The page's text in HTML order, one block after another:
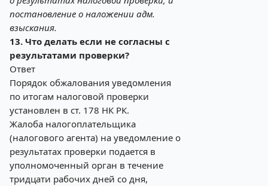
постановление о наложении адм.
взыскания.
13. Что делать если не согласны с
результатами проверки?
Ответ
Порядок обжалования уведомления
по итогам налоговой проверки
установлен в ст. 178 НК РК.
Жалоба налогоплательщика
(налогового агента) на уведомление о
результатах проверки подается в
уполномоченный орган в течение
тридцати рабочих дней со дня,